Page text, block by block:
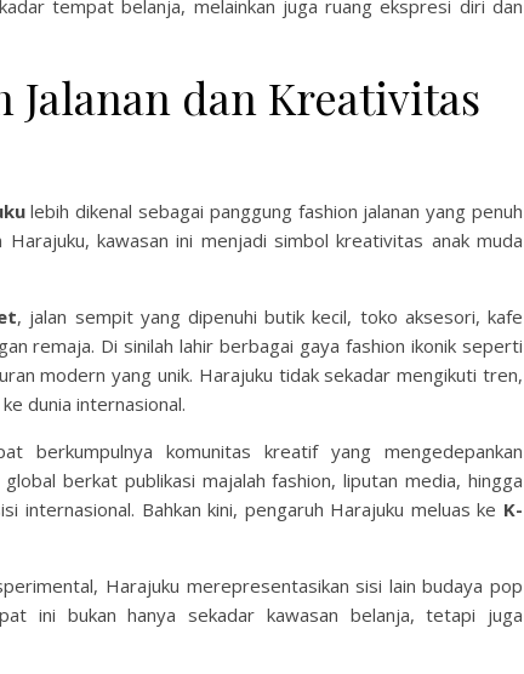
tempat belanja, melainkan juga ruang ekspresi diri dan
Jalanan dan Kreativitas
lebih dikenal sebagai panggung fashion jalanan yang penuh
kawasan ini menjadi simbol kreativitas anak muda
, jalan sempit yang dipenuhi butik kecil, toko aksesori, kafe
remaja. Di sinilah lahir berbagai gaya fashion ikonik seperti
modern yang unik. Harajuku tidak sekadar mengikuti tren,
dunia internasional.
berkumpulnya komunitas kreatif yang mengedepankan
berkat publikasi majalah fashion, liputan media, hingga
internasional. Bahkan kini, pengaruh Harajuku meluas ke K-
Harajuku merepresentasikan sisi lain budaya pop
ini bukan hanya sekadar kawasan belanja, tetapi juga